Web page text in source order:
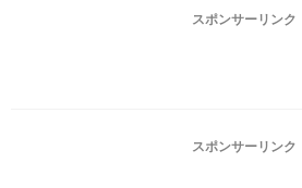
スポンサーリンク
スポンサーリンク